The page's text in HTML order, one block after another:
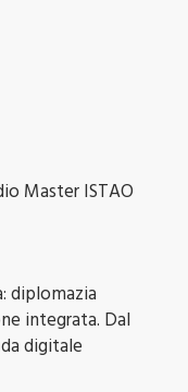
Master ISTAO
diplomazia
integrata. Dal
digitale